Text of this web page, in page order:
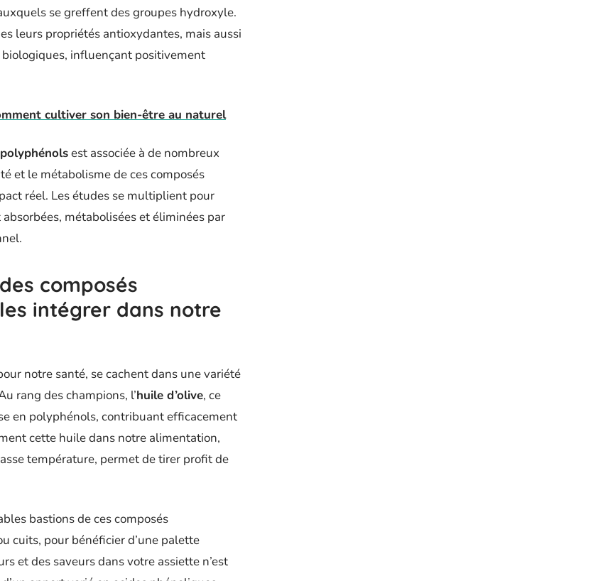
se greffent des groupes hydroxyle.
leurs propriétés antioxydantes, mais aussi
influençant positivement
cultiver son bien-être au naturel
polyphénolsest associée à de nombreux
et le métabolisme de ces composés
réel. Les études se multiplient pour
métabolisées et éliminées par
composés
intégrer dans notre
notre santé, se cachent dans une variété
rang des champions, l’huile d’olive, ce
en polyphénols, contribuant efficacement
cette huile dans notre alimentation,
température, permet de tirer profit de
bastions de ces composés
cuits, pour bénéficier d’une palette
et des saveurs dans votre assiette n’est